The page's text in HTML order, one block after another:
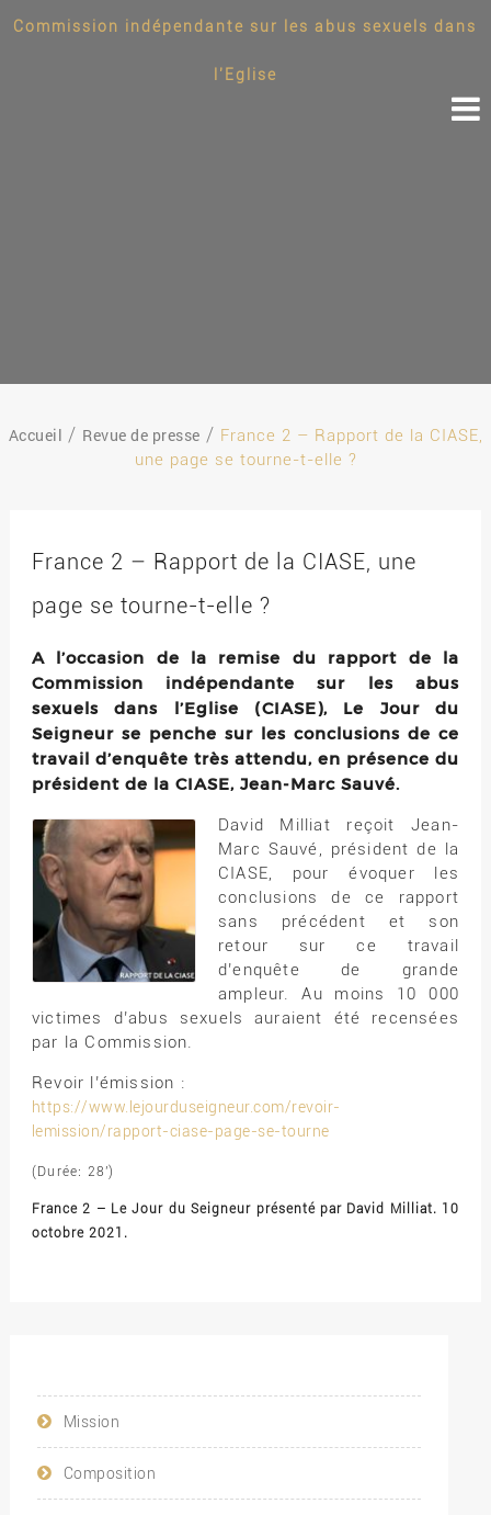
Commission indépendante sur les abus sexuels dans
l'Eglise
Accueil Revue de presse
France 2 – Rapport de la CIASE,
une page se tourne-t-elle ?
France 2 – Rapport de la CIASE, une
page se tourne-t-elle ?
A l’occasion de la remise du rapport de la
Commission indépendante sur les abus
sexuels dans l’Eglise (CIASE), Le Jour du
Seigneur se penche sur les conclusions de ce
travail d’enquête très attendu, en présence du
président de la CIASE, Jean-Marc Sauvé.
David Milliat reçoit Jean-
Marc Sauvé, président de la
CIASE, pour évoquer les
conclusions de ce rapport
sans précédent et son
retour sur ce travail
d’enquête de grande
ampleur. Au moins 10 000
victimes d’abus sexuels auraient été recensées
par la Commission.
Revoir l’émission :
https://www.lejourduseigneur.com/revoir-
lemission/rapport-ciase-page-se-tourne
(Durée: 28′)
France 2 – Le Jour du Seigneur présenté par David Milliat. 10
octobre 2021.
Mission
Composition